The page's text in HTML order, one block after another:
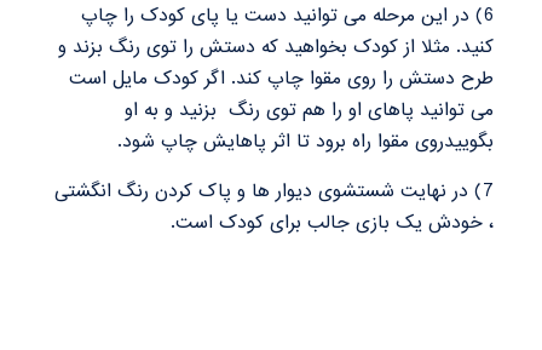
6) در این مرحله می توانید دست یا پای کودک را چاپ
کنید. مثلا از کودک بخواهید که دستش را توی رنگ بزند و
طرح دستش را روی مقوا چاپ کند. اگر کودک مایل است
می توانید پاهای او را هم توی رنگ بزنید و به او
بگوییدروی مقوا راه برود تا اثر پاهایش چاپ شود.
7) در نهایت شستشوی دیوار ها و پاک کردن رنگ انگشتی
، خودش یک بازی جالب برای کودک است.